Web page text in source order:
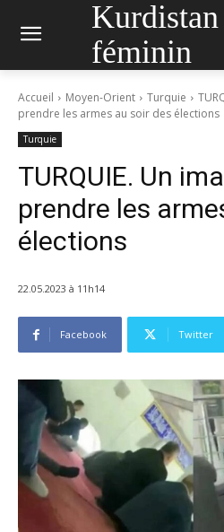
Kurdistan
féminin
Accueil Moyen-Orient Turquie
prendre les armes au soir des élections
Turquie
TURQUIE. Un
prendre les
élections
22.05.2023 à 11h14
Facebook Twitter